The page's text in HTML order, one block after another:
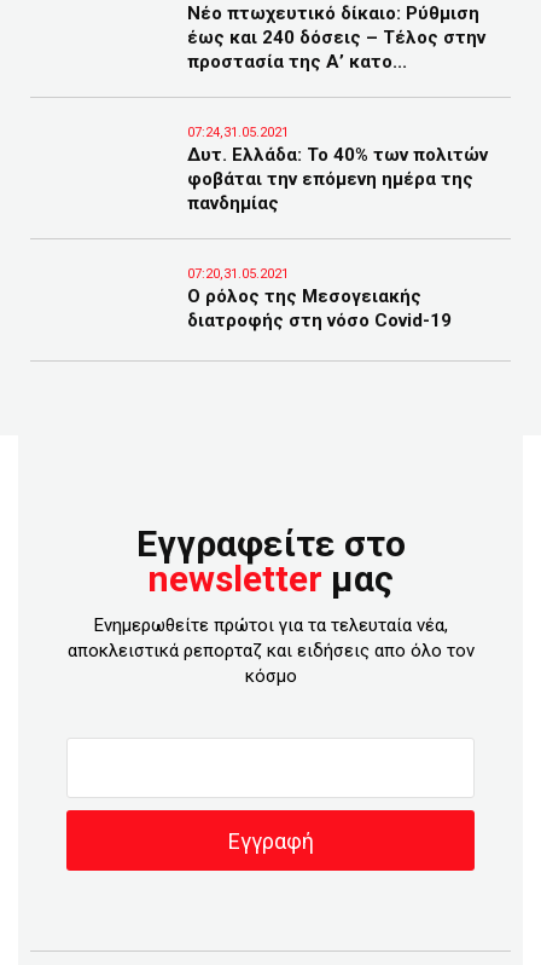
Νέο πτωχευτικό δίκαιο: Ρύθμιση
έως και 240 δόσεις – Τέλος στην
προστασία της Α’ κατο...
07:24,31.05.2021
Δυτ. Ελλάδα: Το 40% των πολιτών
φοβάται την επόμενη ημέρα της
πανδημίας
07:20,31.05.2021
Ο ρόλος της Μεσογειακής
διατροφής στη νόσο Covid-19
Εγγραφείτε στο
newsletter μας
Ενημερωθείτε πρώτοι για τα τελευταία νέα,
αποκλειστικά ρεπορταζ και ειδήσεις απο όλο τον
κόσμο